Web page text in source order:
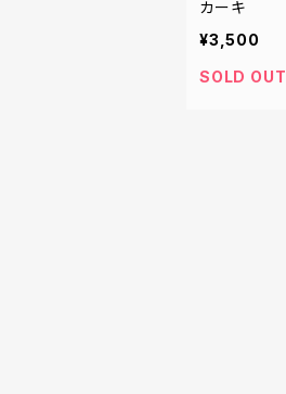
カーキ
¥3,500
SOLD OUT